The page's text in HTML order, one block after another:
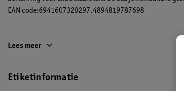
EAN code:6941607320297,4894819787698
Lees meer
Etiketinformatie